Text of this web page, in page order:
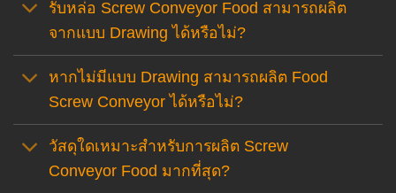
รับหล่อ Screw Conveyor Food สามารถผลิต
จากแบบ Drawing ได้หรือไม่?
หากไม่มีแบบ Drawing สามารถผลิต Food
Screw Conveyor ได้หรือไม่?
วัสดุใดเหมาะสำหรับการผลิต Screw
Conveyor Food มากที่สุด?